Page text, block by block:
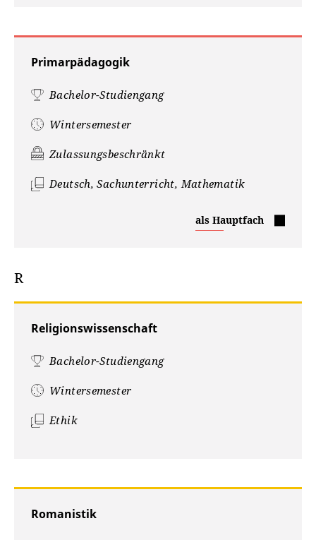
Primarpädagogik
Bachelor-Studiengang
Wintersemester
Zulassungsbeschränkt
Deutsch, Sachunterricht, Mathematik
Primarpädagogik
als Hauptfach
R
Religionswissenschaft
Bachelor-Studiengang
Wintersemester
Ethik
Romanistik